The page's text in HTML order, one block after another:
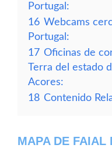
Portugal:
16 Webcams
Portugal:
17 Oficinas de
Terra del estado
Acores:
18 Contenido
MAPA DE FAIAL